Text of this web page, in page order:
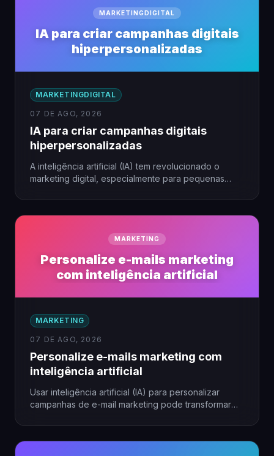
MARKETINGDIGITAL
IA para criar campanhas digitais
hiperpersonalizadas
MARKETINGDIGITAL
07 DE AGO, 2026
IA para criar campanhas digitais
hiperpersonalizadas
A inteligência artificial (IA) tem revolucionado o
marketing digital, especialmente para pequenas
MARKETING
Personalize e-mails marketing
com inteligência artificial
MARKETING
07 DE AGO, 2026
Personalize e-mails marketing com
inteligência artificial
Usar inteligência artificial (IA) para personalizar
campanhas de e-mail marketing pode transformar
A…